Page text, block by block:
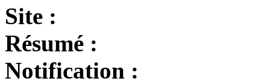
Site :
Résumé :
Notification :